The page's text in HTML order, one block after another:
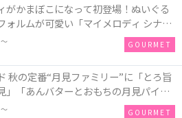
がかまぼこになって初登場！ぬいぐる
ォルムが可愛い「マイメロディ シナモ
こ」が新発売
GOURMET
秋の定番“月見ファミリー”に「とろ旨
」「あんバターとおもちの月見パイ」
シェイク 山梨県産シャインマスカット
GOURMET